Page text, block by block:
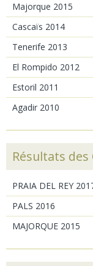
Majorque 2015
Cascaïs 2014
Tenerife 2013
El Rompido 2012
Estoril 2011
Agadir 2010
Résultats
PRAIA DEL REY
PALS 2016
MAJORQUE 2015